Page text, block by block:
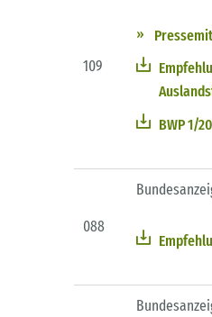
109
BWP 1/
088